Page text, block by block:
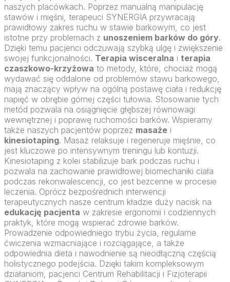
naszych placówkach. Poprzez manualną manipulację
stawów i mięśni, terapeuci SYNERGIA przywracają
prawidłowy zakres ruchu w stawie barkowym, co jest
istotne przy problemach z unoszeniem barków do góry.
Dzięki temu pacjenci odczuwają szybką ulgę i zwiększenie
swojej funkcjonalności. Terapia wisceralna i terapia
czaszkowo-krzyżowa to metody, które, chociaż mogą
wydawać się oddalone od problemów stawu barkowego,
mają znaczący wpływ na ogólną postawę ciała i redukcję
napięć w obrębie górnej części tułowia. Stosowanie tych
metód pozwala na osiągnięcie głębszej równowagi
wewnętrznej i poprawę ruchomości barków. Wspieramy
także naszych pacjentów poprzez masaże i
kinesiotaping. Masaż relaksuje i regeneruje mięśnie, co
jest kluczowe po intensywnym treningu lub kontuzji.
Kinesiotaping z kolei stabilizuje bark podczas ruchu i
pozwala na zachowanie prawidłowej biomechaniki ciała
podczas rekonwalescencji, co jest bezcenne w procesie
leczenia. Oprócz bezpośrednich interwencji
terapeutycznych nasze centrum kładzie duży nacisk na
edukację pacjenta w zakresie ergonomii i codziennych
praktyk, które mogą wspierać zdrowie barków.
Prowadzenie odpowiedniego trybu życia, regularne
ćwiczenia wzmacniające i rozciągające, a także
odpowiednia dieta i nawodnienie są nieodłączną częścią
holistycznego podejścia. Dzięki takim kompleksowym
działaniom, pacjenci Centrum Rehabilitacji i Fizjoterapii